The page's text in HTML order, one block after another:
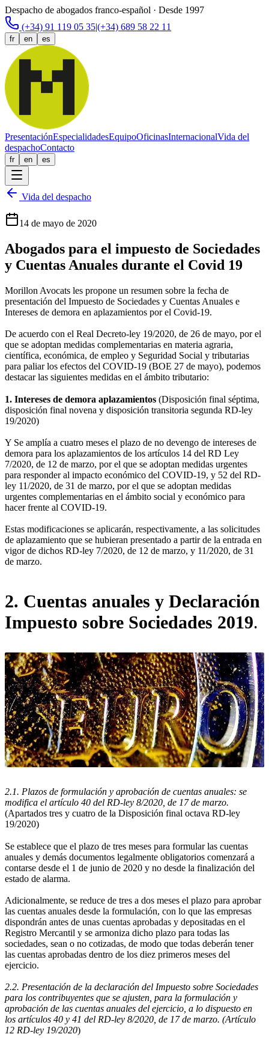
Despacho de abogados franco-español · Desde 1997
(+34) 91 119 05 35|(+34) 689 58 22 11
fr en es
PresentaciónEspecialidadesEquipoOficinasInternacionalVida del
despachoContacto
fr en es
Vida del despacho
14 de mayo de 2020
Abogados para el impuesto de Sociedades
y Cuentas Anuales durante el Covid 19
Morillon Avocats les propone un resumen sobre la fecha de
presentación del Impuesto de Sociedades y Cuentas Anuales e
Intereses de demora en aplazamientos por el Covid-19.
De acuerdo con el Real Decreto-ley 19/2020, de 26 de mayo, por el
que se adoptan medidas complementarias en materia agraria,
científica, económica, de empleo y Seguridad Social y tributarias
para paliar los efectos del COVID-19 (BOE 27 de mayo), podemos
destacar las siguientes medidas en el ámbito tributario:
1. Intereses de demora aplazamientos (Disposición final séptima,
disposición final novena y disposición transitoria segunda RD-ley
19/2020)
Y Se amplía a cuatro meses el plazo de no devengo de intereses de
demora para los aplazamientos de los artículos 14 del RD Ley
7/2020, de 12 de marzo, por el que se adoptan medidas urgentes
para responder al impacto económico del COVID-19, y 52 del RD-
ley 11/2020, de 31 de marzo, por el que se adoptan medidas
urgentes complementarias en el ámbito social y económico para
hacer frente al COVID-19.
Estas modificaciones se aplicarán, respectivamente, a las solicitudes
de aplazamiento que se hubieran presentado a partir de la entrada en
vigor de dichos RD-ley 7/2020, de 12 de marzo, y 11/2020, de 31
de marzo.
2. Cuentas anuales y Declaración
Impuesto sobre Sociedades 2019.
2.1. Plazos de formulación y aprobación de cuentas anuales: se
modifica el artículo 40 del RD-ley 8/2020, de 17 de marzo.
(Apartados tres y cuatro de la Disposición final octava RD-ley
19/2020)
Se establece que el plazo de tres meses para formular las cuentas
anuales y demás documentos legalmente obligatorios comenzará a
contarse desde el 1 de junio de 2020 y no desde la finalización del
estado de alarma.
Adicionalmente, se reduce de tres a dos meses el plazo para aprobar
las cuentas anuales desde la formulación, con lo que las empresas
dispondrán antes de unas cuentas aprobadas y depositadas en el
Registro Mercantil y se armoniza dicho plazo para todas las
sociedades, sean o no cotizadas, de modo que todas deberán tener
las cuentas aprobadas dentro de los diez primeros meses del
ejercicio.
2.2. Presentación de la declaración del Impuesto sobre Sociedades
para los contribuyentes que se ajusten, para la formulación y
aprobación de las cuentas anuales del ejercicio, a lo dispuesto en
los artículos 40 y 41 del RD-ley 8/2020, de 17 de marzo. (Artículo
12 RD-ley 19/2020)